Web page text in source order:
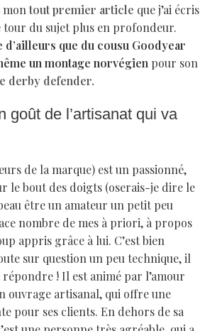
mon tout premier article que j’ai écris
du sujet plus en profondeur.
d’ailleurs que du cousu Goodyear
un montage norvégien pour son
derby defender.
goût de l’artisanat qui va
de la marque) est un passionné,
le bout des doigts (oserais-je dire le
être un amateur un petit peu
nombre de mes à priori, à propos
appris grâce à lui. C’est bien
sur question un peu technique, il
! Il est animé par l’amour
ouvrage artisanal, qui offre une
pour ses clients. En dehors de sa